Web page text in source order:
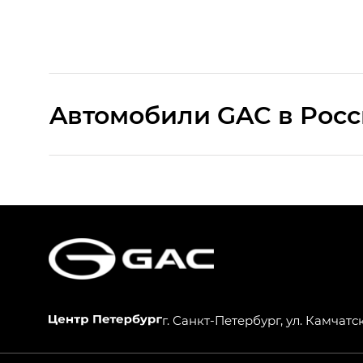
Aвтомобили GAC в
HYPTEC HT — Хайптек Эйч Ти (HYPTEC
GL
г. Санкт-Петербург, ул.